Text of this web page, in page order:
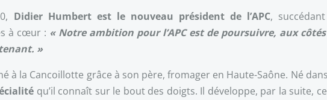
Didier Humbert est le nouveau président de l’APC,
à cœur : « Notre ambition pour l’APC est de poursuivre, aux
»
à la Cancoillotte grâce à son père, fromager en Haute-Saône. Né
qu’il connaît sur le bout des doigts. Il développe, par la suite,